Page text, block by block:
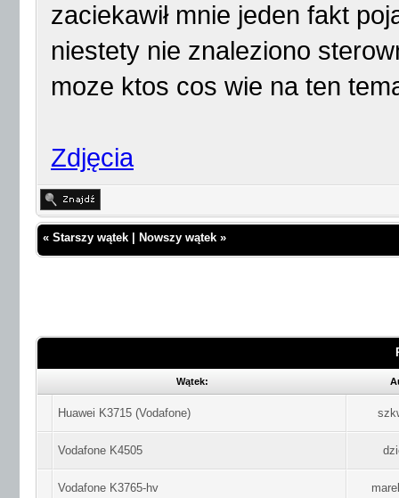
zaciekawił mnie jeden fakt
niestety nie znaleziono
moze ktos cos wie na ten
Zdjęcia
« Starszy wątek Nowszy wątek »
Wątek:
Huawei K3715 (Vodafone)
Vodafone K4505
Vodafone K3765-hv